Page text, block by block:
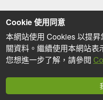
Cookie 使用同意
本網站使用 Cookies 以提
關資料。繼續使用本網站
您想進一步了解，請參閱